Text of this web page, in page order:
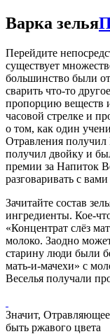
Варка зелья
Перейдите
существует
большинство были
сварить что-то
пропорцию веществ
часовой стрелке и
о том, как один
Отравления
получил двойку и
премии за Напиток
разговаривать с
Зачитайте состав
ингредиенты. Кое-
«Концентрат слёз
молоко. Заодно
старину люди были
мать-и-мачехи» с
Веселья получали
Значит,
быть ржавого цвета